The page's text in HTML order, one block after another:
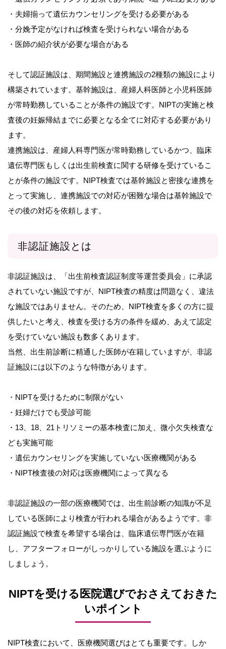
・夫婦揃って遺伝カウンセリングを受ける必要がある
・分娩予定がなければ検査を受けられない場合がある
・医師の紹介状が必要な場合がある
そして認証施設は、期間施設と連携施設の2種類の施設により
構築されています。基幹施設は、産婦人科医師と小児科医師
が常時勤務していることが条件の施設です。NIPTの実施と検
査後の妊娠帰結までに必要となる全てに対応する必要があり
ます。
連携施設は、産婦人科専門医が常時勤務しているかつ、臨床
遺伝専門医もしくは出生前検査に関する研修を受けているこ
とが条件の施設です。NIPT検査では基幹施設と密接な連携を
とって実施し、連携施設での対応が困難な場合は基幹施設で
その後の対応を依頼します。
非認証施設とは
非認証施設は、「出生前検査認証制度等運営委員会」に承認
されていない施設ですが、NIPT検査の精度は問題なく、違法
な施設ではありません。そのため、NIPT検査を多くの方に提
供したいと考え、検査を受ける方の条件を緩め、あえて認定
を受けていない施設も数多くあります。
当然、出生前診断に精通した医師が在籍していますが、非認
証施設には以下のような特徴があります。
・NIPTを受けるために制限がない
・妊婦だけでも受診可能
・13、18、21トリソミーの基本検査に加え、微小欠失検査な
ども実施可能
・遺伝カウンセリングを実施していない医療機関がある
・NIPT検査後の対応は医療機関によって異なる
非認証施設の一部の医療機関では、出生前診断の知識が不足
している医師により検査が行われる場合があるようです。非
認証施設で検査を希望する場合は、臨床遺伝専門医が在籍
し、アフターフォローがしっかりしている施設を選ぶように
しましょう。
NIPTを受ける医院選びでおさえておきた
いポイント
NIPT検査において、医療機関選びはとても重要です。しか